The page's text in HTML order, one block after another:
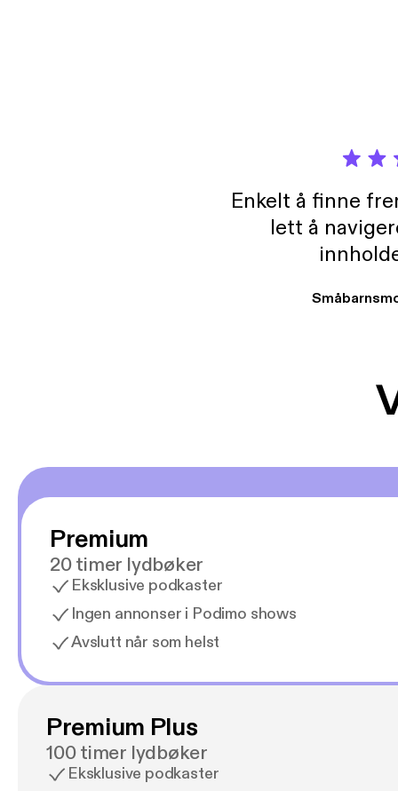
Enkelt å finne
lett å
Premium
20 timer lydbøker
Eksklusive podkaster
Ingen annonser i Podimo shows
Avslutt når som helst
Premium Plus
100 timer lydbøker
Eksklusive podkaster